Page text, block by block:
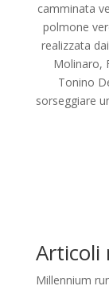
camminata
polmone
realizzata
Molinaro,
Tonino
sorseggiare
Articoli
Millennium